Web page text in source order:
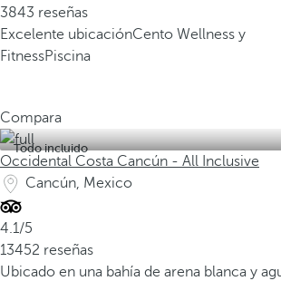
3843 reseñas
Excelente ubicaciónCento Wellness y
FitnessPiscina
Compara
Todo incluido
Occidental Costa Cancún - All Inclusive
Cancún, Mexico
4.1/5
13452 reseñas
Ubicado en una bahía de arena blanca y